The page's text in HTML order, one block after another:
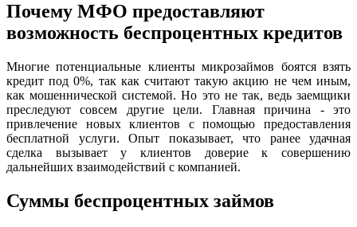
Почему МФО предоставляют
возможность беспроцентных кредитов
Многие потенциальные клиенты микрозаймов боятся взять
кредит под 0%, так как считают такую акцию не чем иным,
как мошеннической системой. Но это не так, ведь заемщики
преследуют совсем другие цели. Главная причина - это
привлечение новых клиентов с помощью предоставления
бесплатной услуги. Опыт показывает, что ранее удачная
сделка вызывает у клиентов доверие к совершению
дальнейших взаимодействий с компанией.
Суммы беспроцентных займов